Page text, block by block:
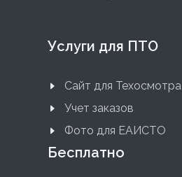
Услуги для ПТО
Сайт для Техосмотра
Учет заказов
Фото для ЕАИСТО
Бесплатно